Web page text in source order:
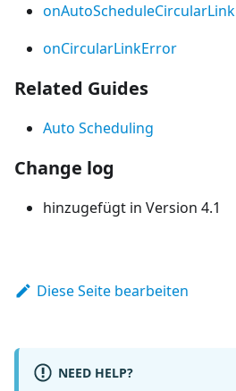
onAutoScheduleCircularLink
onCircularLinkError
Related Guides
Auto Scheduling
Change log
hinzugefügt in Version 4.1
Diese Seite bearbeiten
NEED HELP?